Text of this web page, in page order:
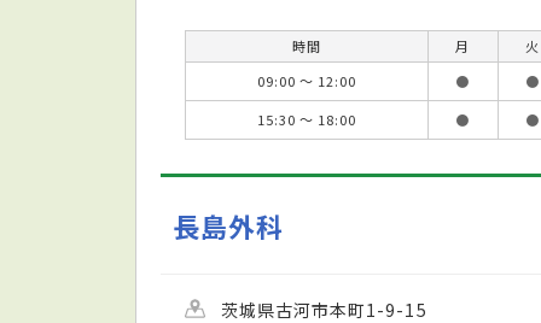
時間 月 火
09:00 ～ 12:00
● ●
15:30 ～ 18:00
● ●
長島外科
茨城県古河市本町1-9-15